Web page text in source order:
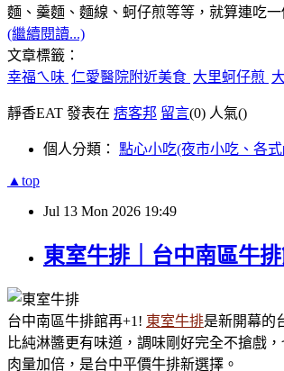
麵、羹麵、麵線、蚵仔煎等等，就算連吃
(繼續閱讀...)
文章標籤：
幸福ㄟ味 仁愛醫院附近美食 大里蚵仔煎
靜香EAT 發表在 痞客邦 留言(0) 人氣()
個人分類： 點心小吃(夜市小吃、各
▲top
Jul 13 Mon 2026 19:49
東室牛排｜台中南區牛
台中南區牛排館再+1! 東室牛排是新開幕的
比純淋醬更有味道，調味剛好完全不搶戲
肉量加倍，是台中平價牛排新選擇。